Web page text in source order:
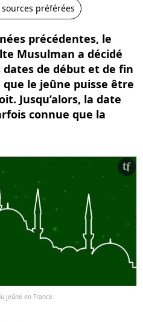
préférées
précédentes, le
Musulman a décidé
de début et de fin
le jeûne puisse être
Jusqu’alors, la date
connue que la
jeûne en France